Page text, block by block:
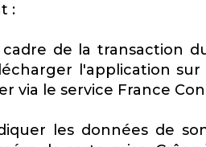
:
de la transaction
l'application
via le service France
les données de